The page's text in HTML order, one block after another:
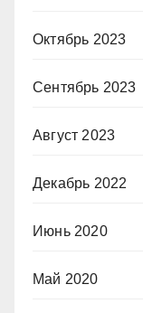
Октябрь 2023
Сентябрь 2023
Август 2023
Декабрь 2022
Июнь 2020
Май 2020